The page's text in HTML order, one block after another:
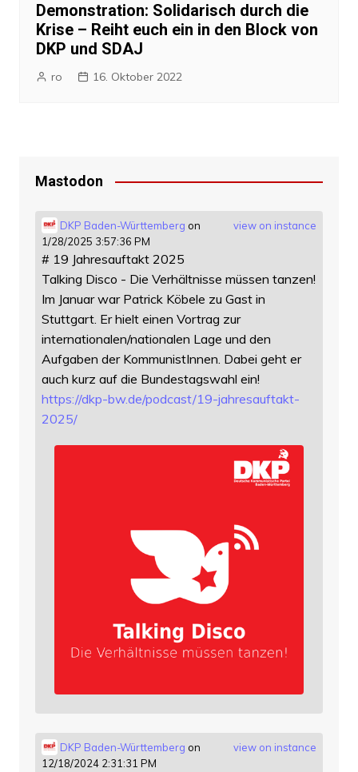
Demonstration: Solidarisch durch die
Krise – Reiht euch ein in den Block von
DKP und SDAJ
ro 16. Oktober 2022
Mastodon
view on instance
DKP Baden-Württemberg on
1/28/2025 3:57:36 PM
# 19 Jahresauftakt 2025
Talking Disco - Die Verhältnisse müssen tanzen!
Im Januar war Patrick Köbele zu Gast in
Stuttgart. Er hielt einen Vortrag zur
internationalen/nationalen Lage und den
Aufgaben der KommunistInnen. Dabei geht er
auch kurz auf die Bundestagswahl ein!
https://dkp-bw.de/podcast/19-jahresauftakt-
2025/
view on instance
DKP Baden-Württemberg on
12/18/2024 2:31:31 PM